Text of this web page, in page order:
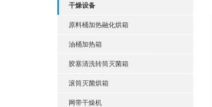
干燥设备
原料桶加热融化烘箱
油桶加热箱
胶塞清洗转筒灭菌箱
滚筒灭菌烘箱
网带干燥机